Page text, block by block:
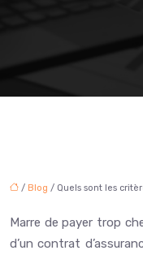
/ Blog / Quels sont les
Marre de payer trop
d’un contrat